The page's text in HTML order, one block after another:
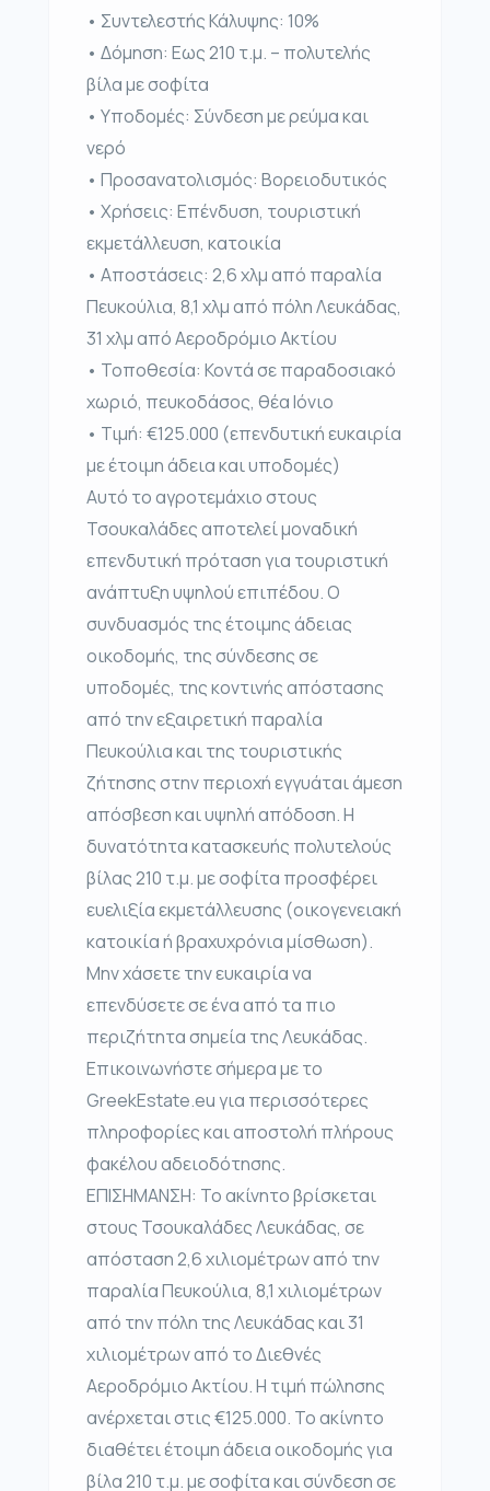
• Συντελεστής Κάλυψης: 10%
• Δόμηση: Εως 210 τ.μ. – πολυτελής
βίλα με σοφίτα
• Υποδομές: Σύνδεση με ρεύμα και
νερό
• Προσανατολισμός: Βορειοδυτικός
• Χρήσεις: Επένδυση, τουριστική
εκμετάλλευση, κατοικία
• Αποστάσεις: 2,6 χλμ από παραλία
Πευκούλια, 8,1 χλμ από πόλη Λευκάδας,
31 χλμ από Αεροδρόμιο Ακτίου
• Τοποθεσία: Κοντά σε παραδοσιακό
χωριό, πευκοδάσος, θέα Ιόνιο
• Τιμή: €125.000 (επενδυτική ευκαιρία
με έτοιμη άδεια και υποδομές)
Αυτό το αγροτεμάχιο στους
Τσουκαλάδες αποτελεί μοναδική
επενδυτική πρόταση για τουριστική
ανάπτυξη υψηλού επιπέδου. Ο
συνδυασμός της έτοιμης άδειας
οικοδομής, της σύνδεσης σε
υποδομές, της κοντινής απόστασης
από την εξαιρετική παραλία
Πευκούλια και της τουριστικής
ζήτησης στην περιοχή εγγυάται άμεση
απόσβεση και υψηλή απόδοση. Η
δυνατότητα κατασκευής πολυτελούς
βίλας 210 τ.μ. με σοφίτα προσφέρει
ευελιξία εκμετάλλευσης (οικογενειακή
κατοικία ή βραχυχρόνια μίσθωση).
Μην χάσετε την ευκαιρία να
επενδύσετε σε ένα από τα πιο
περιζήτητα σημεία της Λευκάδας.
Επικοινωνήστε σήμερα με το
GreekEstate.eu για περισσότερες
πληροφορίες και αποστολή πλήρους
φακέλου αδειοδότησης.
ΕΠΙΣΗΜΑΝΣΗ: Το ακίνητο βρίσκεται
στους Τσουκαλάδες Λευκάδας, σε
απόσταση 2,6 χιλιομέτρων από την
παραλία Πευκούλια, 8,1 χιλιομέτρων
από την πόλη της Λευκάδας και 31
χιλιομέτρων από το Διεθνές
Αεροδρόμιο Ακτίου. Η τιμή πώλησης
ανέρχεται στις €125.000. Το ακίνητο
διαθέτει έτοιμη άδεια οικοδομής για
βίλα 210 τ.μ. με σοφίτα και σύνδεση σε